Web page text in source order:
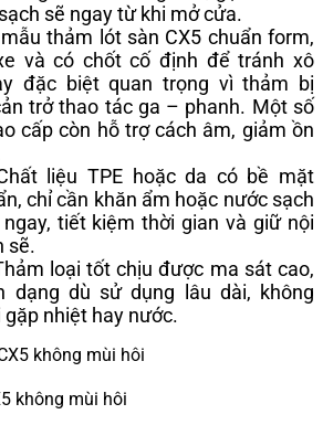
sẽ ngay từ khi mở cửa.
thảm lót sàn CX5 chuẩn form,
và có chốt cố định để tránh xô
đặc biệt quan trọng vì thảm bị
trở thao tác ga – phanh. Một số
cấp còn hỗ trợ cách âm, giảm ồn
liệu TPE hoặc da có bề mặt
chỉ cần khăn ẩm hoặc nước sạch
tiết kiệm thời gian và giữ nội
sẽ.
loại tốt chịu được ma sát cao,
dạng dù sử dụng lâu dài, không
nhiệt hay nước.
không mùi hôi